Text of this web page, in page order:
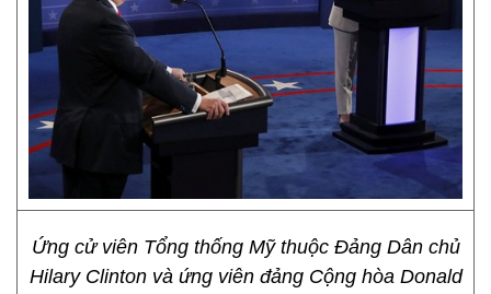
Ứng cử viên Tổng thống Mỹ thuộc Đảng Dân chủ
Hilary Clinton và ứng viên đảng Cộng hòa Donald